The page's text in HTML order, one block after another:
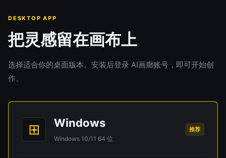
DESKTOP APP
把灵感留在画布上
选择适合你的桌面版本。安装后登录 AI画廊账号，即可开始创
作。
⊞ Windows
Windows 10/11 64 位
推荐